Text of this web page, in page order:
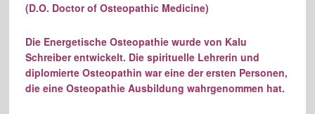
(D.O. Doctor of Osteopathic Medicine)
Die Energetische Osteopathie wurde von Kalu
Schreiber entwickelt. Die spirituelle Lehrerin und
diplomierte Osteopathin war eine der ersten Personen,
die eine Osteopathie Ausbildung wahrgenommen hat.